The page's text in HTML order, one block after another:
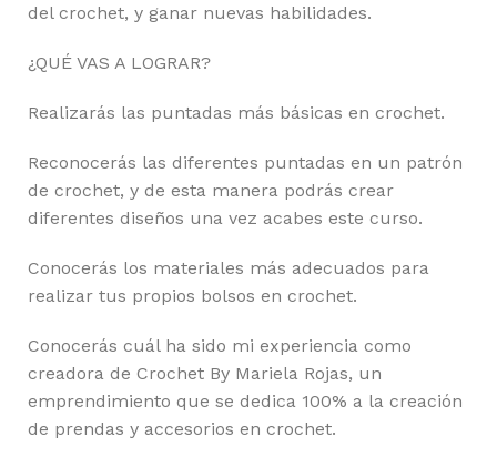
del crochet, y ganar nuevas habilidades.
¿QUÉ VAS A LOGRAR?
Realizarás las puntadas más básicas en crochet.
Reconocerás las diferentes puntadas en un patrón
de crochet, y de esta manera podrás crear
diferentes diseños una vez acabes este curso.
Conocerás los materiales más adecuados para
realizar tus propios bolsos en crochet.
Conocerás cuál ha sido mi experiencia como
creadora de Crochet By Mariela Rojas, un
emprendimiento que se dedica 100% a la creación
de prendas y accesorios en crochet.